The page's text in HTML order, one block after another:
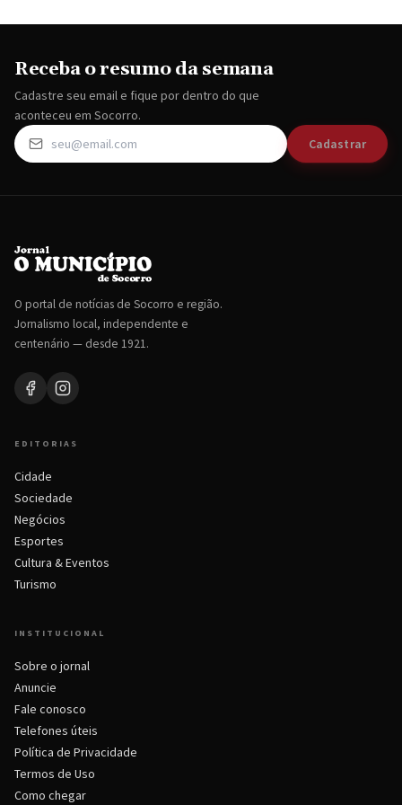
Receba o resumo da semana
Cadastre seu email e fique por dentro do que
aconteceu em Socorro.
Cadastrar
O portal de notícias de Socorro e região.
Jornalismo local, independente e
centenário — desde 1921.
EDITORIAS
Cidade
Sociedade
Negócios
Esportes
Cultura & Eventos
Turismo
INSTITUCIONAL
Sobre o jornal
Anuncie
Fale conosco
Telefones úteis
Política de Privacidade
Termos de Uso
Como chegar